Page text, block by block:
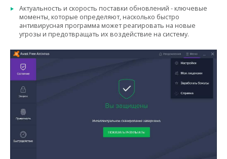
Актуальность и скорость поставки обновлений - ключевые
моменты, которые определяют, насколько быстро
антивирусная программа может реагировать на новые
угрозы и предотвращать их воздействие на систему.